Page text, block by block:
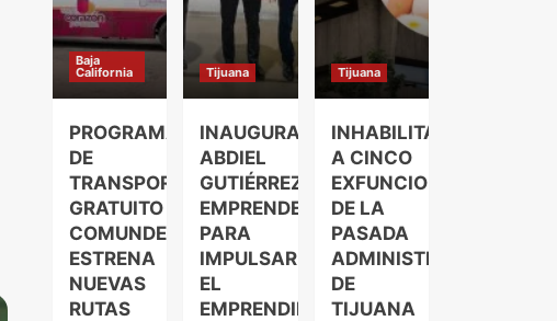
Baja
California
PROGRAMA
DE
TRANSPORTE
GRATUITO
COMUNDER
ESTRENA
NUEVAS
RUTAS
Tijuana
INAUGURA
ABDIEL
GUTIÉRREZ
EMPRENDELAND
PARA
IMPULSAR
EL
EMPRENDIMIENTO
Tijuana
INHABILITAN
A CINCO
EXFUNCIONARIOS
DE LA
PASADA
ADMINISTRACIÓN
DE
TIJUANA